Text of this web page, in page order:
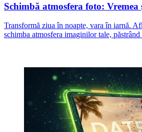
Schimbă atmosfera foto:
Transformă ziua în noapte, vara în iarnă.
schimba atmosfera imaginilor tale,